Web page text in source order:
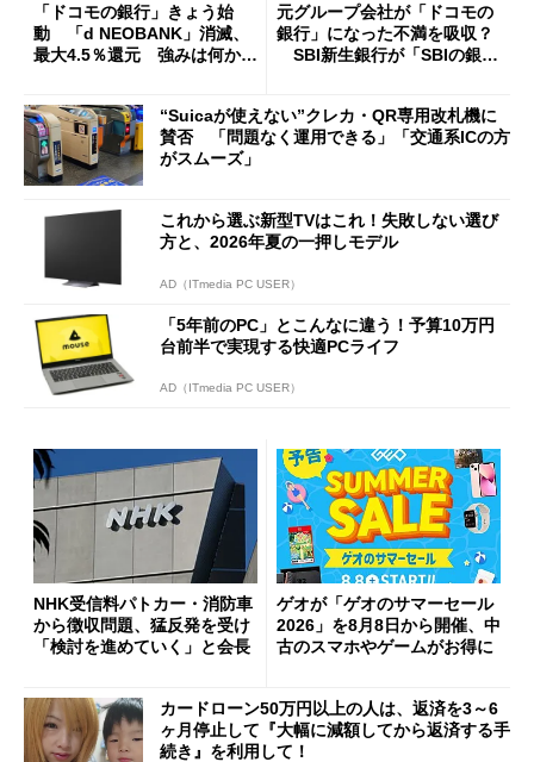
「ドコモの銀行」きょう始
動 「d NEOBANK」消滅、
最大4.5％還元 強みは何か解
元グループ会社が「ドコモの
銀行」になった不満を吸収？
SBI新生銀行が「SBIの銀
開催
“Suicaが使えない”クレカ・QR専用改札機に
賛否 「問題なく運用できる」「交通系ICの方
がスムーズ」
これから選ぶ新型TVはこれ！失敗しない選び
方と、2026年夏の一押しモデル
AD（ITmedia PC USER）
「5年前のPC」とこんなに違う！予算10万円
台前半で実現する快適PCライフ
AD（ITmedia PC USER）
NHK受信料パトカー・消防車
から徴収問題、猛反発を受け
「検討を進めていく」と会長
ゲオが「ゲオのサマーセール
2026」を8月8日から開催、中
古のスマホやゲームがお得に
カードローン50万円以上の人は、返済を3～6
ヶ月停止して『大幅に減額してから返済する手
続き』を利用して！